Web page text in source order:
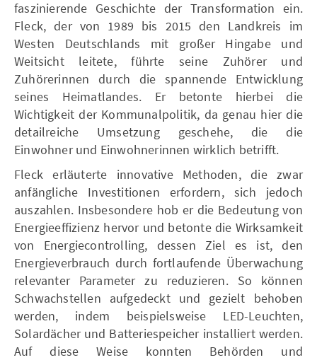
faszinierende Geschichte der Transformation ein.
Fleck, der von 1989 bis 2015 den Landkreis im
Westen Deutschlands mit großer Hingabe und
Weitsicht leitete, führte seine Zuhörer und
Zuhörerinnen durch die spannende Entwicklung
seines Heimatlandes. Er betonte hierbei die
Wichtigkeit der Kommunalpolitik, da genau hier die
detailreiche Umsetzung geschehe, die die
Einwohner und Einwohnerinnen wirklich betrifft.
Fleck erläuterte innovative Methoden, die zwar
anfängliche Investitionen erfordern, sich jedoch
auszahlen. Insbesondere hob er die Bedeutung von
Energieeffizienz hervor und betonte die Wirksamkeit
von Energiecontrolling, dessen Ziel es ist, den
Energieverbrauch durch fortlaufende Überwachung
relevanter Parameter zu reduzieren. So können
Schwachstellen aufgedeckt und gezielt behoben
werden, indem beispielsweise LED-Leuchten,
Solardächer und Batteriespeicher installiert werden.
Auf diese Weise konnten Behörden und